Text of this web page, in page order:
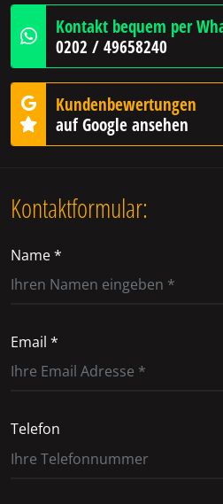
Kontakt bequem per
0202 / 49658240
Kundenbewertungen
auf Google ansehen
Kontaktformular:
Name *
Email *
Telefon